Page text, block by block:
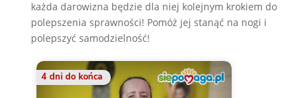
każda darowizna będzie dla niej kolejnym krokiem do
polepszenia sprawności! Pomóż jej stanąć na nogi i
polepszyć samodzielność!